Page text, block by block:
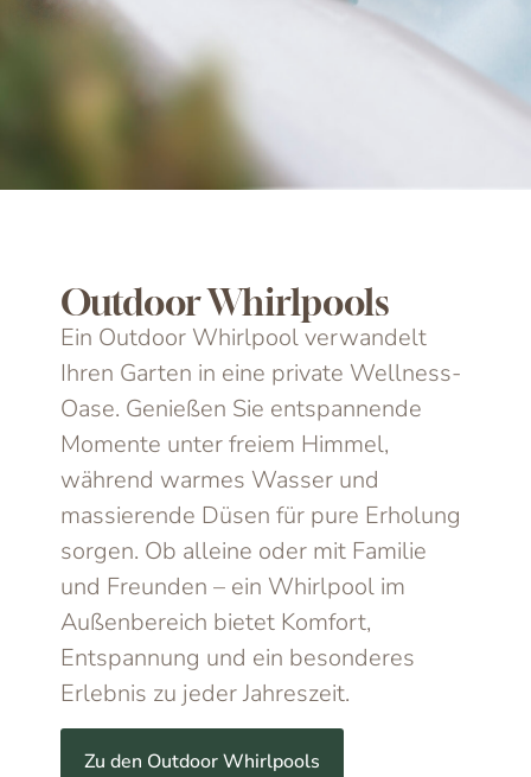
Outdoor Whirlpools
Ein Outdoor Whirlpool verwandelt
Ihren Garten in eine private Wellness-
Oase. Genießen Sie entspannende
Momente unter freiem Himmel,
während warmes Wasser und
massierende Düsen für pure Erholung
sorgen. Ob alleine oder mit Familie
und Freunden – ein Whirlpool im
Außenbereich bietet Komfort,
Entspannung und ein besonderes
Erlebnis zu jeder Jahreszeit.
Zu den Outdoor Whirlpools